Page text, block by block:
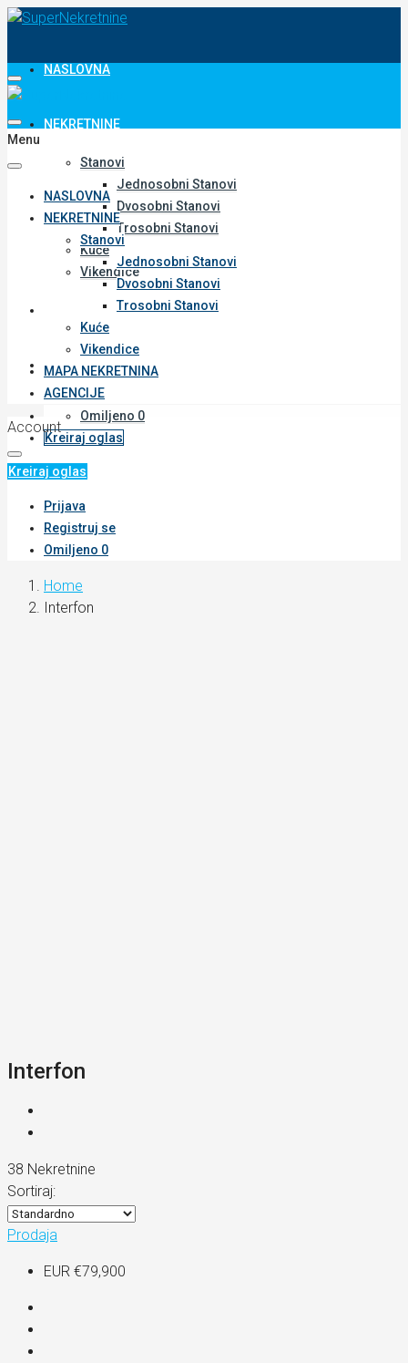
NASLOVNA
NEKRETNINE
Stanovi
Jednosobni Stanovi
Dvosobni Stanovi
Trosobni Stanovi
Kuće
Vikendice
MAPA NEKRETNINA
AGENCIJE
Omiljeno 0
Kreiraj oglas
Menu
NASLOVNA
NEKRETNINE
Stanovi
Jednosobni Stanovi
Dvosobni Stanovi
Trosobni Stanovi
Kuće
Vikendice
MAPA NEKRETNINA
AGENCIJE
Account
Kreiraj oglas
Prijava
Registruj se
Omiljeno 0
Home
Interfon
Interfon
38 Nekretnine
Sortiraj:
Prodaja
EUR €79,900